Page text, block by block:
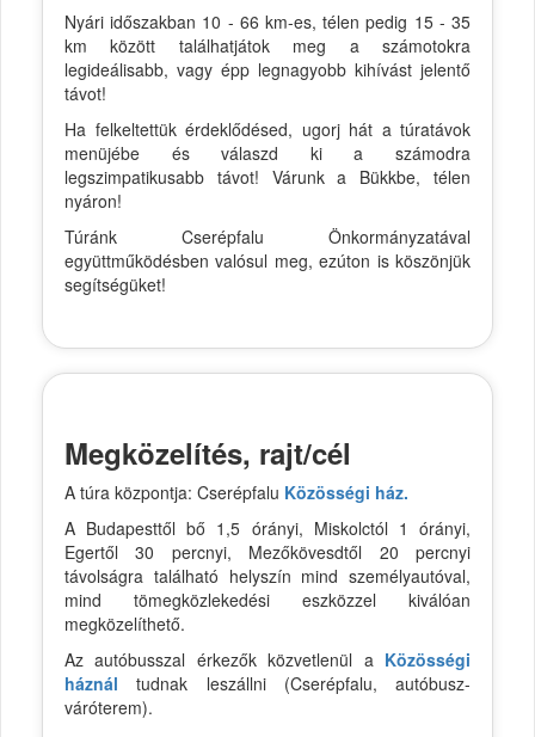
Nyári időszakban 10 - 66 km-es, télen pedig 15 - 35
km között találhatjátok meg a számotokra
legideálisabb, vagy épp legnagyobb kihívást jelentő
távot!
Ha felkeltettük érdeklődésed, ugorj hát a túratávok
menüjébe és válaszd ki a számodra
legszimpatikusabb távot! Várunk a Bükkbe, télen
nyáron!
Túránk Cserépfalu Önkormányzatával
együttműködésben valósul meg, ezúton is köszönjük
segítségüket!
Megközelítés, rajt/cél
A túra központja: Cserépfalu Közösségi ház.
A Budapesttől bő 1,5 órányi, Miskolctól 1 órányi,
Egertől 30 percnyi, Mezőkövesdtől 20 percnyi
távolságra található helyszín mind személyautóval,
mind tömegközlekedési eszközzel kiválóan
megközelíthető.
Az autóbusszal érkezők közvetlenül a Közösségi
háznál tudnak leszállni (Cserépfalu, autóbusz-
váróterem).